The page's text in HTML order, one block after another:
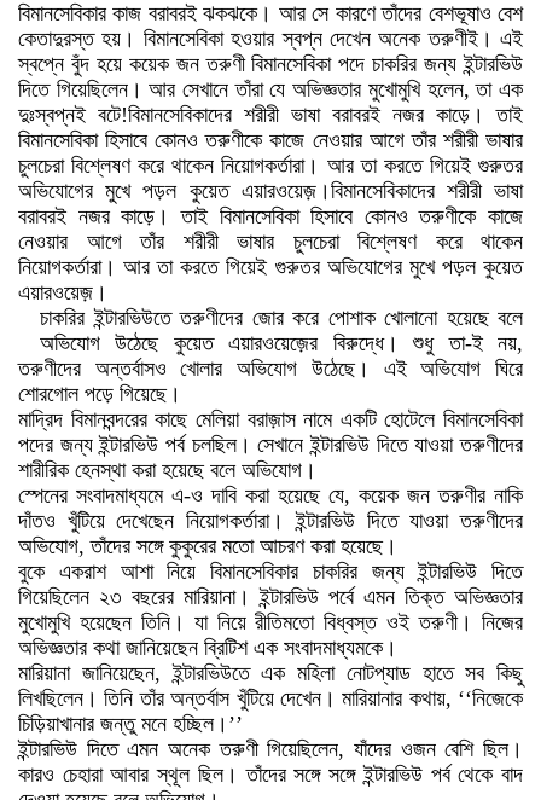
বিমানসেবিকার কাজ বরাবরই ঝকঝকে। আর সে কারণে তাঁদের বেশভূষাও বেশ
কেতাদুরস্ত হয়। বিমানসেবিকা হওয়ার স্বপ্ন দেখেন অনেক তরুণীই। এই
স্বপ্নে বুঁদ হয়ে কয়েক জন তরুণী বিমানসেবিকা পদে চাকরির জন্য ইন্টারভিউ
দিতে গিয়েছিলেন। আর সেখানে তাঁরা যে অভিজ্ঞতার মুখোমুখি হলেন, তা এক
দুঃস্বপ্নই বটে!বিমানসেবিকাদের শরীরী ভাষা বরাবরই নজর কাড়ে। তাই
বিমানসেবিকা হিসাবে কোনও তরুণীকে কাজে নেওয়ার আগে তাঁর শরীরী ভাষার
চুলচেরা বিশ্লেষণ করে থাকেন নিয়োগকর্তারা। আর তা করতে গিয়েই গুরুতর
অভিযোগের মুখে পড়ল কুয়েত এয়ারওয়েজ়।বিমানসেবিকাদের শরীরী ভাষা
বরাবরই নজর কাড়ে। তাই বিমানসেবিকা হিসাবে কোনও তরুণীকে কাজে
নেওয়ার আগে তাঁর শরীরী ভাষার চুলচেরা বিশ্লেষণ করে থাকেন
নিয়োগকর্তারা। আর তা করতে গিয়েই গুরুতর অভিযোগের মুখে পড়ল কুয়েত
এয়ারওয়েজ়।
চাকরির ইন্টারভিউতে তরুণীদের জোর করে পোশাক খোলানো হয়েছে বলে
অভিযোগ উঠেছে কুয়েত এয়ারওয়েজ়ের বিরুদ্ধে। শুধু তা-ই নয়,
তরুণীদের অন্তর্বাসও খোলার অভিযোগ উঠেছে। এই অভিযোগ ঘিরে
শোরগোল পড়ে গিয়েছে।
মাদ্রিদ বিমানবন্দরের কাছে মেলিয়া বরাজ়াস নামে একটি হোটেলে বিমানসেবিকা
পদের জন্য ইন্টারভিউ পর্ব চলছিল। সেখানে ইন্টারভিউ দিতে যাওয়া তরুণীদের
শারীরিক হেনস্থা করা হয়েছে বলে অভিযোগ।
স্পেনের সংবাদমাধ্যমে এ-ও দাবি করা হয়েছে যে, কয়েক জন তরুণীর নাকি
দাঁতও খুঁটিয়ে দেখেছেন নিয়োগকর্তারা। ইন্টারভিউ দিতে যাওয়া তরুণীদের
অভিযোগ, তাঁদের সঙ্গে কুকুরের মতো আচরণ করা হয়েছে।
বুকে একরাশ আশা নিয়ে বিমানসেবিকার চাকরির জন্য ইন্টারভিউ দিতে
গিয়েছিলেন ২৩ বছরের মারিয়ানা। ইন্টারভিউ পর্বে এমন তিক্ত অভিজ্ঞতার
মুখোমুখি হয়েছেন তিনি। যা নিয়ে রীতিমতো বিধ্বস্ত ওই তরুণী। নিজের
অভিজ্ঞতার কথা জানিয়েছেন ব্রিটিশ এক সংবাদমাধ্যমকে।
মারিয়ানা জানিয়েছেন, ইন্টারভিউতে এক মহিলা নোটপ্যাড হাতে সব কিছু
লিখছিলেন। তিনি তাঁর অন্তর্বাস খুঁটিয়ে দেখেন। মারিয়ানার কথায়, ‘‘নিজেকে
চিড়িয়াখানার জন্তু মনে হচ্ছিল।’’
ইন্টারভিউ দিতে এমন অনেক তরুণী গিয়েছিলেন, যাঁদের ওজন বেশি ছিল।
কারও চেহারা আবার স্থূল ছিল। তাঁদের সঙ্গে সঙ্গে ইন্টারভিউ পর্ব থেকে বাদ